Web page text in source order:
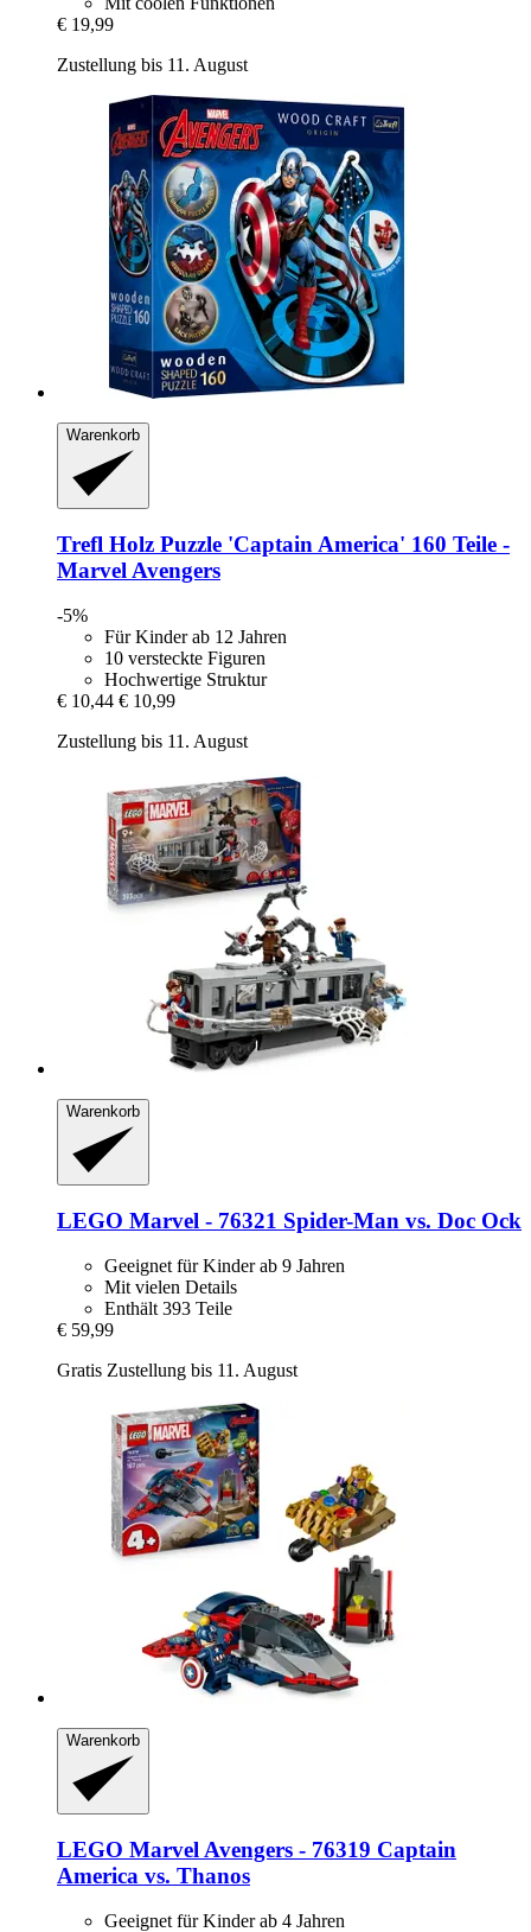
€ 19,99
Zustellung bis 11. August
Warenkorb
Trefl Holz Puzzle 'Captain America' 160 Teile -​
Marvel Avengers
-5%
Für Kinder ab 12 Jahren
10 versteckte Figuren
Hochwertige Struktur
€ 10,44 € 10,99
Zustellung bis 11. August
Warenkorb
LEGO Marvel -​ 76321 Spider-​Man vs. Doc Ock
Geeignet für Kinder ab 9 Jahren
Mit vielen Details
Enthält 393 Teile
€ 59,99
Gratis Zustellung bis 11. August
Warenkorb
LEGO Marvel Avengers -​ 76319 Captain
America vs. Thanos
Geeignet für Kinder ab 4 Jahren